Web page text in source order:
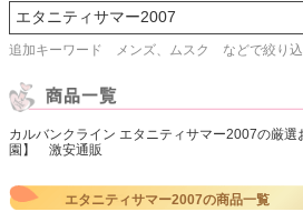
追加キーワード メンズ、ムスク などで絞り
カルバンクライン エタニティサマー2007の厳
園】 激安通販
エタニティサマー2007の商品一覧